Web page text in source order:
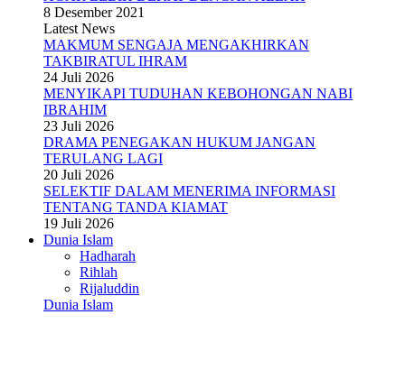
8 Desember 2021
Latest News
MAKMUM SENGAJA MENGAKHIRKAN
TAKBIRATUL IHRAM
24 Juli 2026
MENYIKAPI TUDUHAN KEBOHONGAN NABI
IBRAHIM
23 Juli 2026
DRAMA PENEGAKAN HUKUM JANGAN
TERULANG LAGI
20 Juli 2026
SELEKTIF DALAM MENERIMA INFORMASI
TENTANG TANDA KIAMAT
19 Juli 2026
Dunia Islam
Hadharah
Rihlah
Rijaluddin
Dunia Islam